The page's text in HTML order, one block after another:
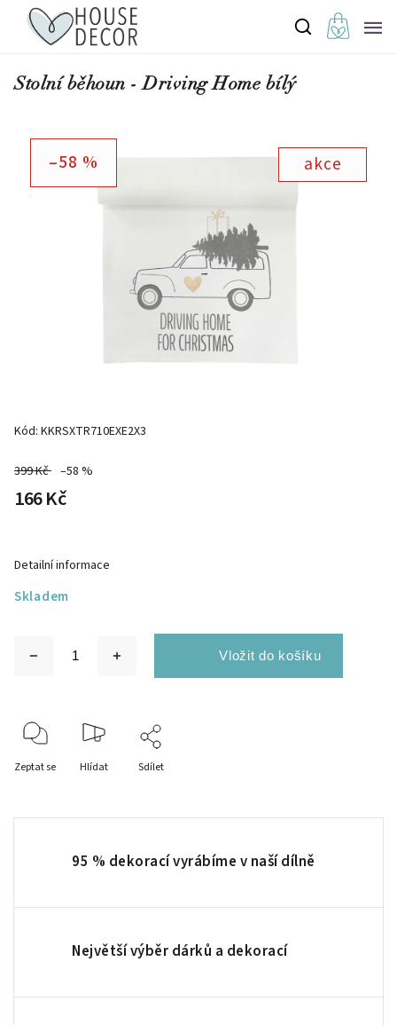
Stolní běhoun - Driving Home bílý
akce
–58 %
Kód: KKRSXTR710EXE2X3
399 Kč –58 %
166 Kč
Skladem
Detailní informace
Zeptat se Hlídat Sdílet
95 % dekorací vyrábíme v naší dílně
Největší výběr dárků a dekorací